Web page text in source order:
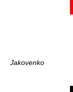
Jakovenko